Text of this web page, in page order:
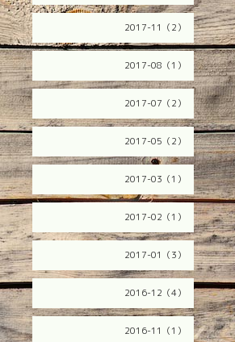
2017-11（2）
2017-08（1）
2017-07（2）
2017-05（2）
2017-03（1）
2017-02（1）
2017-01（3）
2016-12（4）
2016-11（1）